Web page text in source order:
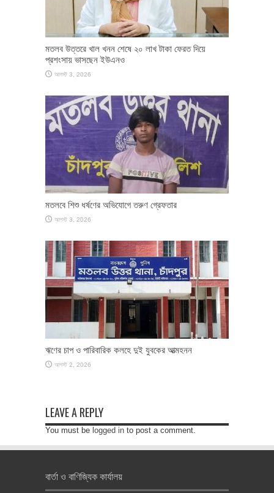
মতলব উত্তরে খাল খনন শেষে ২০ লাখ টাকা ফেরত দিয়ে
প্রশংসায় ভাসছেন ইউএনও
আগস্ট 3, 2026
মতলবে শিশু ধর্ষণের অভিযোগে তরুণ গ্রেফতার
আগস্ট 3, 2026
ঋণের চাপ ও পারিবারিক কলহে দুই যুবকের আত্মহনন
আগস্ট 2, 2026
LEAVE A REPLY
You must be logged in to post a comment.
বার্তা ও বাণিজ্যিক কার্যালয়